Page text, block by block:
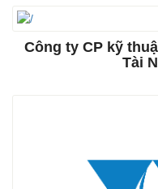
Công ty CP kỹ
Tài